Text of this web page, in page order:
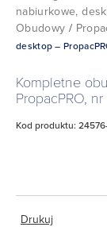
nabiurkowe,
Obudowy /
desktop –
Kompletne
PropacPRO,
Kod produktu:
Drukuj